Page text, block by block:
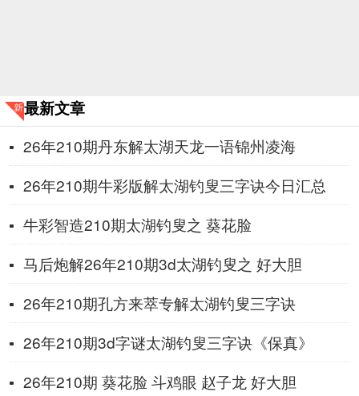
最新文章
26年210期丹东解太湖天龙一语锦州凌海
26年210期牛彩版解太湖钓叟三字诀今日汇总
牛彩智造210期太湖钓叟之 葵花脸
马后炮解26年210期3d太湖钓叟之 好大胆
26年210期孔方来萃专解太湖钓叟三字诀
26年210期3d字谜太湖钓叟三字诀《保真》
26年210期 葵花脸 斗鸡眼 赵子龙 好大胆